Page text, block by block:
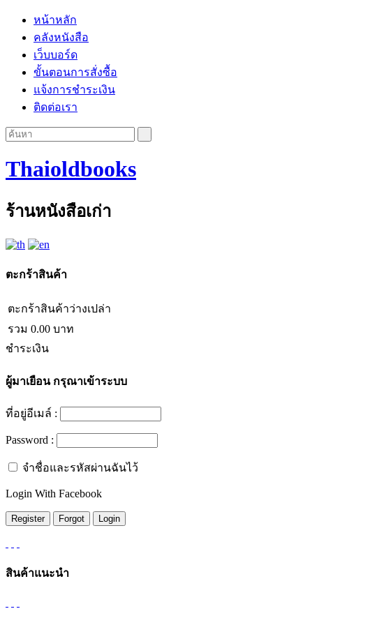
หน้าหลัก
คลังหนังสือ
เว็บบอร์ด
ขั้นตอนการสั่งซื้อ
แจ้งการชำระเงิน
ติดต่อเรา
Thaioldbooks
ร้านหนังสือเก่า
ตะกร้าสินค้า
ตะกร้าสินค้าว่างเปล่า
รวม 0.00 บาท
ชำระเงิน
ผู้มาเยือนกรุณาเข้าระบบ
ที่อยู่อีเมล์ :
Password :
จำชื่อและรหัสผ่านฉันไว้
Login With Facebook
สินค้าแนะนำ